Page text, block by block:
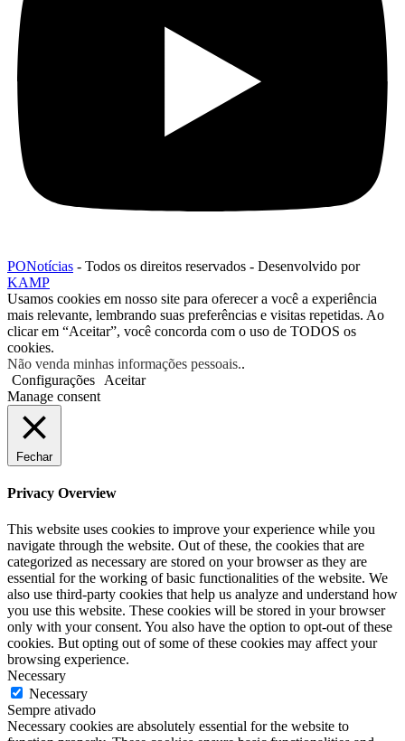
PONotícias - Todos os direitos reservados - Desenvolvido por
KAMP
Usamos cookies em nosso site para oferecer a você a experiência
mais relevante, lembrando suas preferências e visitas repetidas. Ao
clicar em “Aceitar”, você concorda com o uso de TODOS os
cookies.
Não venda minhas informações pessoais..
Configurações
Aceitar
Manage consent
Fechar
Privacy Overview
This website uses cookies to improve your experience while you
navigate through the website. Out of these, the cookies that are
categorized as necessary are stored on your browser as they are
essential for the working of basic functionalities of the website. We
also use third-party cookies that help us analyze and understand how
you use this website. These cookies will be stored in your browser
only with your consent. You also have the option to opt-out of these
cookies. But opting out of some of these cookies may affect your
browsing experience.
Necessary
Necessary
Sempre ativado
Necessary cookies are absolutely essential for the website to